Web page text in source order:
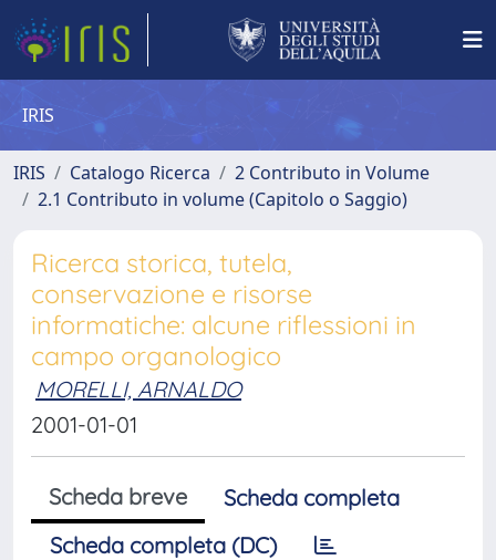
IRIS
IRIS Catalogo Ricerca
2 Contributo in Volume
2.1 Contributo in volume (Capitolo o Saggio)
Ricerca storica, tutela,
conservazione e risorse
informatiche: alcune riflessioni in
campo organologico
MORELLI, ARNALDO
2001-01-01
Scheda breve
Scheda completa
Scheda completa (DC)